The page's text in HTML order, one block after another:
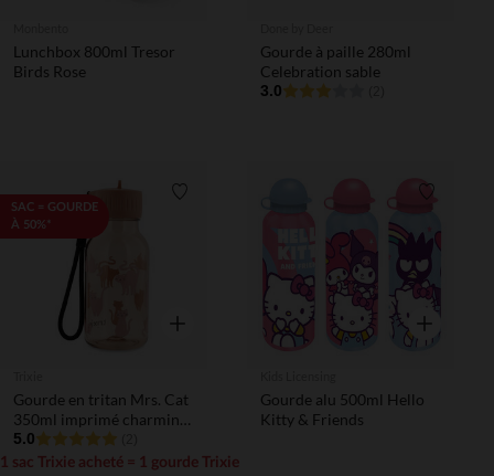
Lunchbox 800ml Tresor
Birds Rose
Gourde à paille 280ml
Celebration sable
3.0
SAC = GOURDE
À 50%*
Aperçu rapide
Gourde en tritan Mrs. Cat
350ml imprimé charming
cat
5.0
1 sac Trixie acheté = 1 gourde Trixie
Aperçu
Gourde alu 500ml Hello
Kitty & Friends